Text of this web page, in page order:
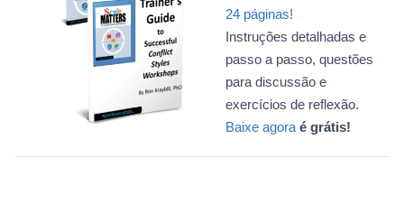
24 páginas!
Instruções detalhadas e
passo a passo, questões
para discussão e
exercícios de reflexão.
Baixe agora é grátis!